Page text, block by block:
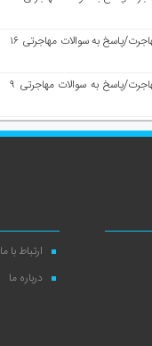
هفته‌نامه مهاجرت/پاسخ به سوالات مهاجرتی ۱۶
هفته‌نامه مهاجرت/پاسخ به سوالات مهاجرتی ۹
ارتباط با ما
درباره ما